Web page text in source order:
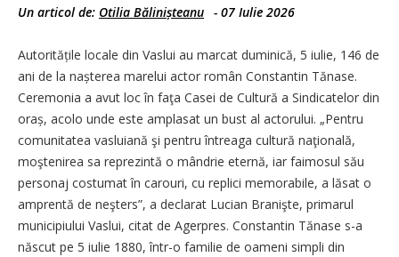
Un articol de: Otilia Bălinișteanu - 07 Iulie 2026
Autoritățile locale din Vaslui au marcat duminică, 5 iulie, 146 de
ani de la nașterea marelui actor român Constantin Tănase.
Ceremonia a avut loc în faţa Casei de Cultură a Sindicatelor din
oraș, acolo unde este amplasat un bust al actorului. „Pentru
comunitatea vasluiană şi pentru întreaga cultură naţională,
moştenirea sa reprezintă o mândrie eternă, iar faimosul său
personaj costumat în carouri, cu replici memorabile, a lăsat o
amprentă de neşters”, a declarat Lucian Branişte, primarul
municipiului Vaslui, citat de Agerpres. Constantin Tănase s-a
născut pe 5 iulie 1880, într-o familie de oameni simpli din